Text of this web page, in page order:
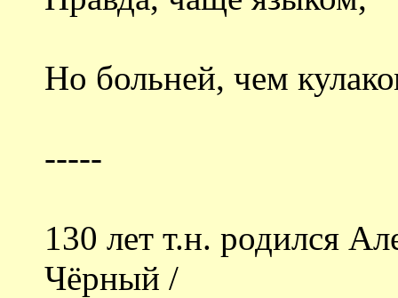
Но больней, чем
-----
130 лет т.н. родился
Чёрный /